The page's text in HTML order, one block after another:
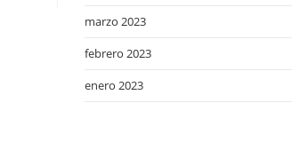
marzo 2023
febrero 2023
enero 2023